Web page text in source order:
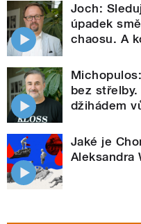
Joch:
úpadek
chaosu. A
bez
džihádem
Jaké je
Aleksandra